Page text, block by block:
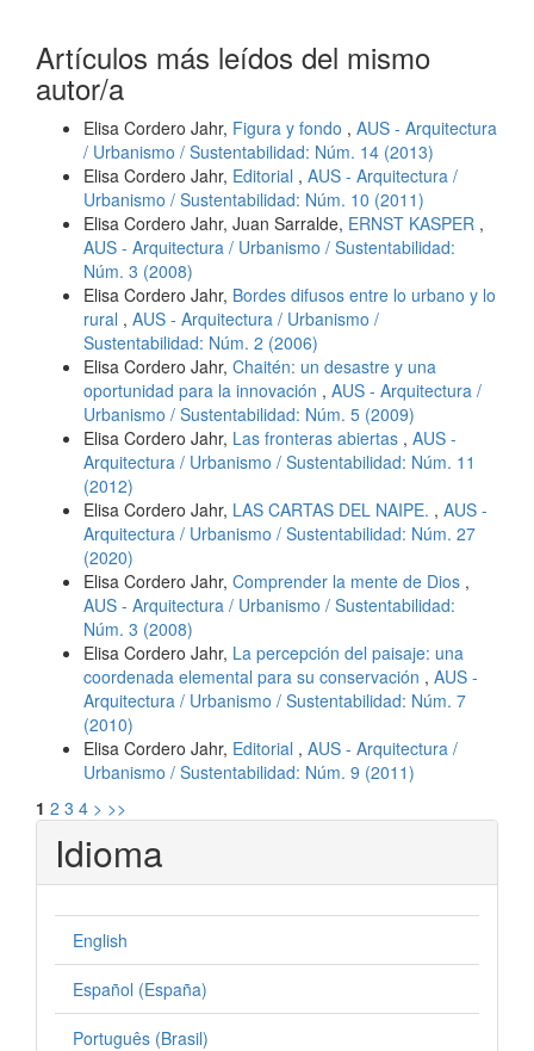
Artículos más leídos del mismo
autor/a
Elisa Cordero Jahr, Figura y fondo , AUS - Arquitectura
/ Urbanismo / Sustentabilidad: Núm. 14 (2013)
Elisa Cordero Jahr, Editorial , AUS - Arquitectura /
Urbanismo / Sustentabilidad: Núm. 10 (2011)
Elisa Cordero Jahr, Juan Sarralde, ERNST KASPER ,
AUS - Arquitectura / Urbanismo / Sustentabilidad:
Núm. 3 (2008)
Elisa Cordero Jahr, Bordes difusos entre lo urbano y lo
rural , AUS - Arquitectura / Urbanismo /
Sustentabilidad: Núm. 2 (2006)
Elisa Cordero Jahr, Chaitén: un desastre y una
oportunidad para la innovación , AUS - Arquitectura /
Urbanismo / Sustentabilidad: Núm. 5 (2009)
Elisa Cordero Jahr, Las fronteras abiertas , AUS -
Arquitectura / Urbanismo / Sustentabilidad: Núm. 11
(2012)
Elisa Cordero Jahr, LAS CARTAS DEL NAIPE. , AUS -
Arquitectura / Urbanismo / Sustentabilidad: Núm. 27
(2020)
Elisa Cordero Jahr, Comprender la mente de Dios ,
AUS - Arquitectura / Urbanismo / Sustentabilidad:
Núm. 3 (2008)
Elisa Cordero Jahr, La percepción del paisaje: una
coordenada elemental para su conservación , AUS -
Arquitectura / Urbanismo / Sustentabilidad: Núm. 7
(2010)
Elisa Cordero Jahr, Editorial , AUS - Arquitectura /
Urbanismo / Sustentabilidad: Núm. 9 (2011)
1 2 3 4 > >>
Idioma
English
Español (España)
Português (Brasil)